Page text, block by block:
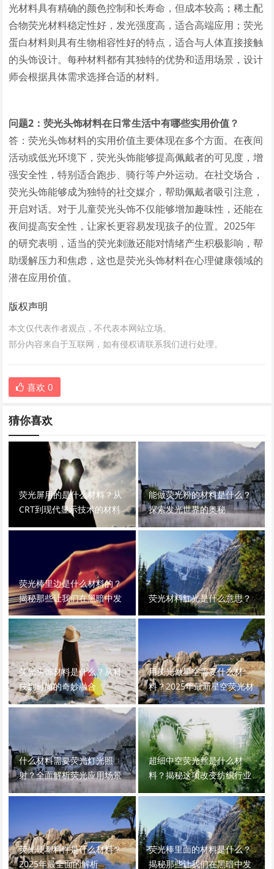
光材料具有精确的颜色控制和长寿命，但成本较高；稀土配
合物荧光材料稳定性好，发光强度高，适合高端应用；荧光
蛋白材料则具有生物相容性好的特点，适合与人体直接接触
的头饰设计。每种材料都有其独特的优势和适用场景，设计
师会根据具体需求选择合适的材料。
问题2：荧光头饰材料在日常生活中有哪些实用价值？
答：荧光头饰材料的实用价值主要体现在多个方面。在夜间
活动或低光环境下，荧光头饰能够提高佩戴者的可见度，增
强安全性，特别适合跑步、骑行等户外运动。在社交场合，
荧光头饰能够成为独特的社交媒介，帮助佩戴者吸引注意，
开启对话。对于儿童荧光头饰不仅能够增加趣味性，还能在
夜间提高安全性，让家长更容易发现孩子的位置。2025年
的研究表明，适当的荧光刺激还能对情绪产生积极影响，帮
助缓解压力和焦虑，这也是荧光头饰材料在心理健康领域的
潜在应用价值。
版权声明
本文仅代表作者观点，不代表本网站立场。
部分内容来自于互联网，如有侵权请联系我们进行处理。
喜欢 0
猜你喜欢
荧光屏用的是什么材料？从
CRT到现代显示技术的材料
能做荧光粉的材料是什么？
探索发光世界的奥秘
荧光棒里边是什么材料的？
揭秘那些让我们在黑暗中发
光的神奇化学物质
荧光材料红光是什么意思？
荧光头饰材料是什么？从科
技到时尚的奇妙融合
用荧光做星空需要什么材
料？2025年最新星空荧光材
料全解析
什么材料需要荧光灯光照
射？全面解析荧光应用场景
超细中空荧光丝是什么材
料？揭秘这项改变纺织行业
的高科技材料
荧光硬塑料件是什么材料？
2025年最全面的解析
荧光棒里面的材料是什么？
揭秘那些让我们在黑暗中发